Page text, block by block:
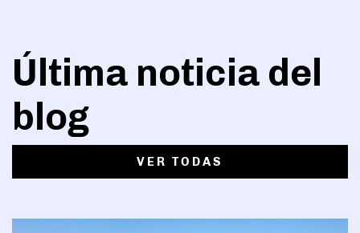
Última noticia del
blog
VER TODAS